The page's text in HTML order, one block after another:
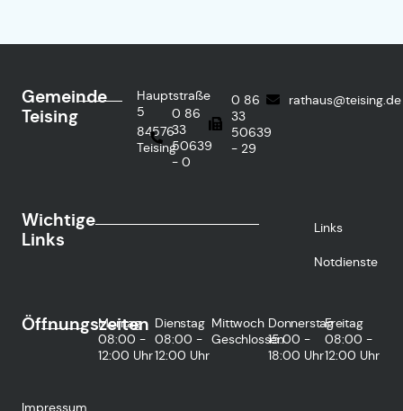
Gemeinde
Teising
Hauptstraße
5
84576
Teising
0 86
33
50639
- 0
0 86
33
50639
- 29
rathaus@teising.de
Wichtige
Links
Links
Notdienste
Öffnungszeiten
Montag
08:00 -
12:00 Uhr
Dienstag
08:00 -
12:00 Uhr
Mittwoch
Geschlossen
Donnerstag
15:00 -
18:00 Uhr
Freitag
08:00 -
12:00 Uhr
Impressum